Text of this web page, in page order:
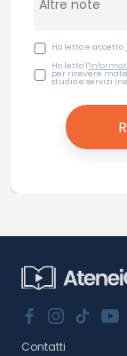
Ho letto e accetto
Ho letto l'
per ricevere
studio e servizi
Contatti